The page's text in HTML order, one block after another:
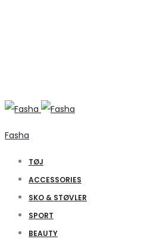
Fasha
TØJ
ACCESSORIES
SKO & STØVLER
SPORT
BEAUTY